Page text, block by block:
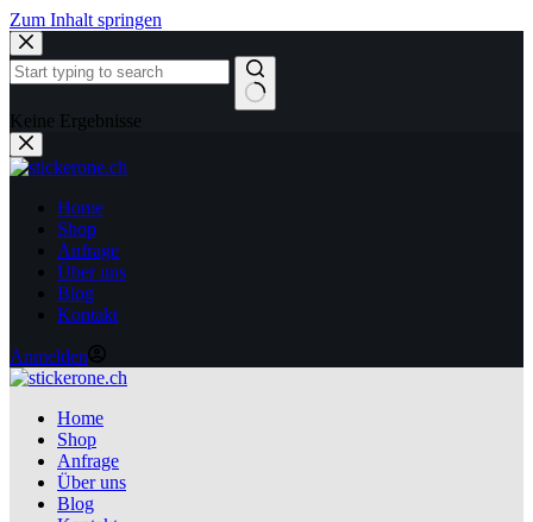
Zum Inhalt springen
Keine Ergebnisse
Home
Shop
Anfrage
Über uns
Blog
Kontakt
Anmelden
Home
Shop
Anfrage
Über uns
Blog